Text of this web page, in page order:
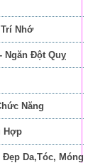
Nhớ
Ngăn Đột Quỵ
Năng
Hợp
Đẹp Da,tóc, Móng